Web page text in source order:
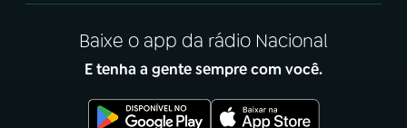
Baixe o app da rádio Nacional
E tenha a gente sempre com você.